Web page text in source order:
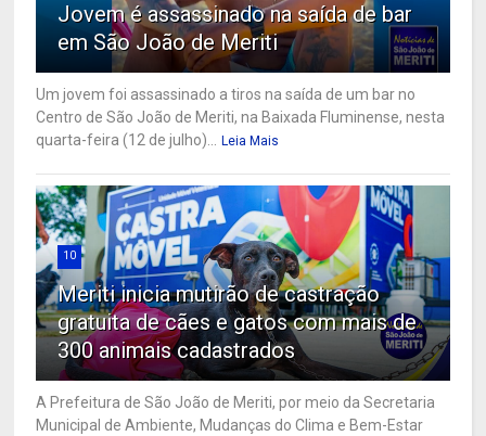
Jovem é assassinado na saída de bar
em São João de Meriti
Um jovem foi assassinado a tiros na saída de um bar no
Centro de São João de Meriti, na Baixada Fluminense, nesta
quarta-feira (12 de julho)... Leia Mais
10
Meriti inicia mutirão de castração
gratuita de cães e gatos com mais de
300 animais cadastrados
A Prefeitura de São João de Meriti, por meio da Secretaria
Municipal de Ambiente, Mudanças do Clima e Bem-Estar